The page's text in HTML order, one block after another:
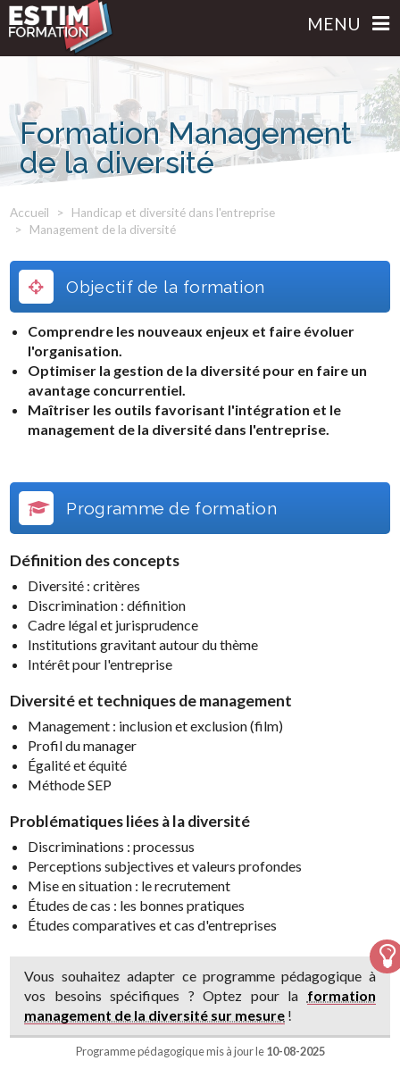
MENU
Formation Management
de la diversité
Accueil
Handicap et diversité dans l'entreprise
Management de la diversité
Objectif de la formation
Comprendre les nouveaux enjeux et faire évoluer
l'organisation.
Optimiser la gestion de la diversité pour en faire un
avantage concurrentiel.
Maîtriser les outils favorisant l'intégration et le
management de la diversité dans l'entreprise.
Programme de formation
Définition des concepts
Diversité : critères
Discrimination : définition
Cadre légal et jurisprudence
Institutions gravitant autour du thème
Intérêt pour l'entreprise
Diversité et techniques de management
Management : inclusion et exclusion (film)
Profil du manager
Égalité et équité
Méthode SEP
Problématiques liées à la diversité
Discriminations : processus
Perceptions subjectives et valeurs profondes
Mise en situation : le recrutement
Études de cas : les bonnes pratiques
Études comparatives et cas d'entreprises
Vous souhaitez adapter ce programme pédagogique à
vos besoins spécifiques ? Optez pour la formation
management de la diversité sur mesure !
Programme pédagogique mis à jour le10-08-2025